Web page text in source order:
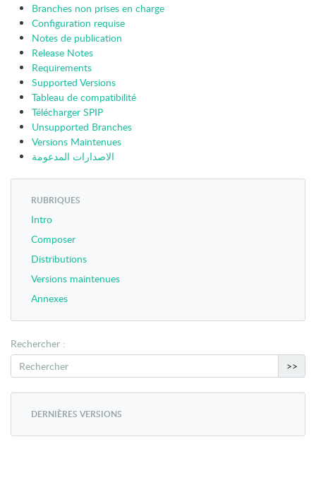
Branches non prises en charge
Configuration requise
Notes de publication
Release Notes
Requirements
Supported Versions
Tableau de compatibilité
Télécharger SPIP
Unsupported Branches
Versions Maintenues
الاصدارات المدعومة
RUBRIQUES
Intro
Composer
Distributions
Versions maintenues
Annexes
Rechercher :
>>
DERNIÈRES VERSIONS